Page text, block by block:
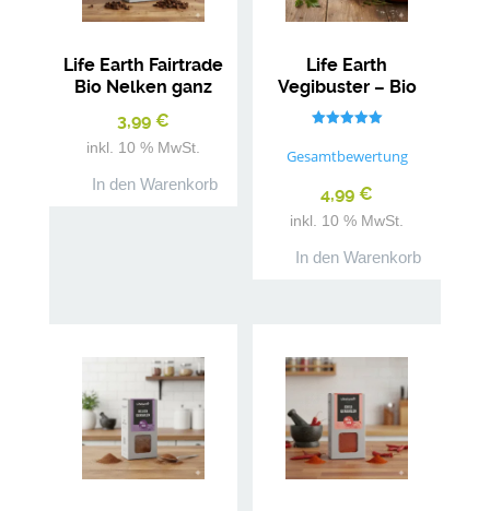
Life Earth Fairtrade
Bio Nelken ganz
3,99 €
inkl. 10 % MwSt.
In den Warenkorb
Life Earth
Vegibuster – Bio
Gewürzmischung
5.00
von 5
Gesamtbewertung
4,99€
inkl. 10 % MwSt.
In den Warenkorb